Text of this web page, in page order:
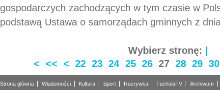
gospodarczych zachodzących w tym czasie w
podstawą Ustawa o samorządach gminnych z
Wybierz stronę: |
< << < 22 23 24 25 26 27 28 29 30
Strona główna Wiadomości Kultura Sport Rozrywka TucholaTV Archiwum